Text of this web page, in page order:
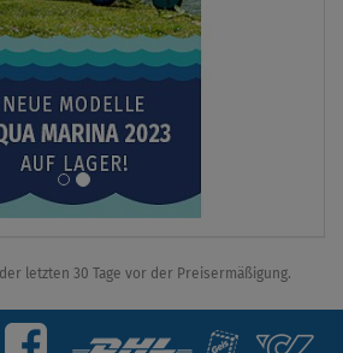
letzten 30 Tage vor der Preisermäßigung.